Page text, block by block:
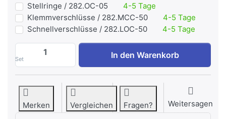
Stellringe / 282.OC-05
4-5 Tage
Klemmverschlüsse / 282.MCC-50
4-5 Tage
Schnellverschlüsse / 282.LOC-50
4-5 Tage
Set
Vorteilspaket Bundel 125 kg - 50 mm
In den Warenkorb
Merken Vergleichen Fragen? Weitersagen